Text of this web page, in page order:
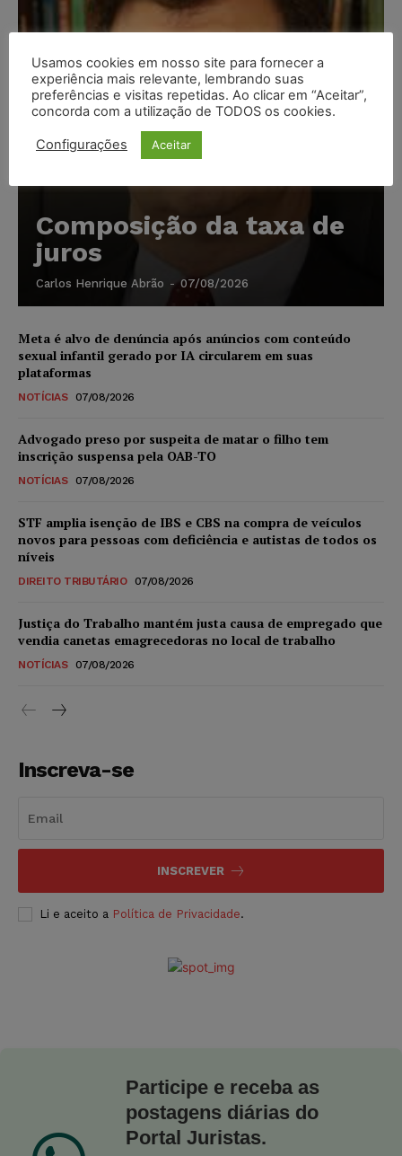
Composição da taxa de
juros
Carlos Henrique Abrão - 07/08/2026
Meta é alvo de denúncia após anúncios com conteúdo
sexual infantil gerado por IA circularem em suas
plataformas
NOTÍCIAS 07/08/2026
Advogado preso por suspeita de matar o filho tem
inscrição suspensa pela OAB-TO
NOTÍCIAS 07/08/2026
STF amplia isenção de IBS e CBS na compra de veículos
novos para pessoas com deficiência e autistas de todos os
níveis
DIREITO TRIBUTÁRIO 07/08/2026
Justiça do Trabalho mantém justa causa de empregado que
vendia canetas emagrecedoras no local de trabalho
NOTÍCIAS 07/08/2026
Inscreva-se
INSCREVER
Li e aceito a Política de Privacidade.
Participe e receba as
postagens diárias do
Portal Juristas.
Usamos cookies em nosso site para fornecer a
experiência mais relevante, lembrando suas
preferências e visitas repetidas. Ao clicar em “Aceitar”,
concorda com a utilização de TODOS os cookies.
Configurações Aceitar